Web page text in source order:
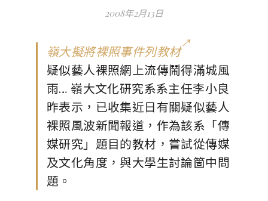
2008年2月13日
嶺大擬將裸照事件列教材
疑似藝人裸照網上流傳鬧得滿城風
雨… 嶺大文化研究系系主任李小良
昨表示，已收集近日有關疑似藝人
裸照風波新聞報道，作為該系「傳
媒研究」題目的教材，嘗試從傳媒
及文化角度，與大學生討論箇中問
題。